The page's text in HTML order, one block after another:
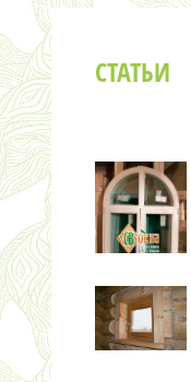
СТАТЬИ